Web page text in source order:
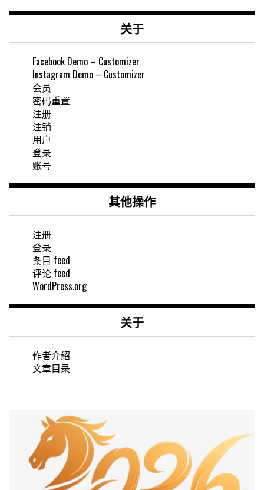
关于
Facebook Demo – Customizer
Instagram Demo – Customizer
会员
密码重置
注册
注销
用户
登录
账号
其他操作
注册
登录
条目 feed
评论 feed
WordPress.org
关于
作者介绍
文章目录